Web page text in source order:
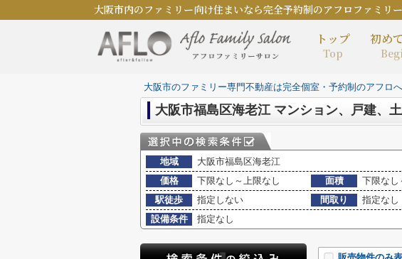
大阪市内のファミリー向け住まいなら完全予約制のアフロファミリ
トップ
Top
初め
大阪市のファミリー専門不動産は完全個室・予約制のアフロへ
大阪市福島区海老江 マンション、戸建、
地域
大阪市福島区海老江
価格
下限なし～上限なし 面積 下限なし
駅徒歩
指定しない 間取り
指定なし
設備条件
指定なし